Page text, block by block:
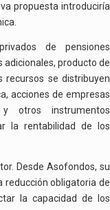
propuesta introduciría
de pensiones
adicionales, producto de
recursos se distribuyen
acciones de empresas
y otros instrumentos
la rentabilidad de los
DesdeAsofondos, su
reducción obligatoria de
la capacidad de los